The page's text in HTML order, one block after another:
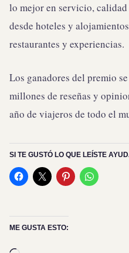
lo mejor en servicio,
desde hoteles y
restaurantes y experiencias.
Los ganadores del premio
millones de reseñas y
año de viajeros de todo el
SI TE GUSTÓ LO QUE LEÍSTE
ME GUSTA ESTO: